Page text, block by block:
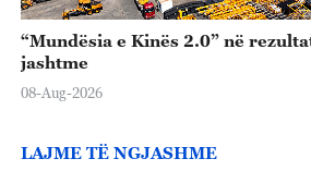
“Mundësia e Kinës 2.0” në
jashtme
08-Aug-2026
LAJME TË NGJASHME